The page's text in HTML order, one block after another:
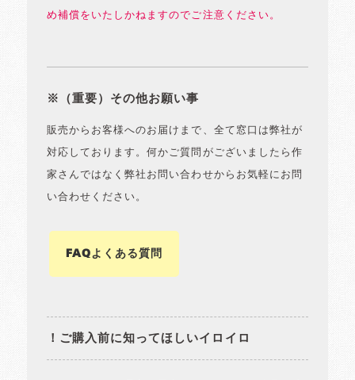
め補償をいたしかねますのでご注意ください。
※（重要）その他お願い事
販売からお客様へのお届けまで、全て窓口は弊社が
対応しております。何かご質問がございましたら作
家さんではなく弊社お問い合わせからお気軽にお問
い合わせください。
FAQよくある質問
！ご購入前に知ってほしいイロイロ